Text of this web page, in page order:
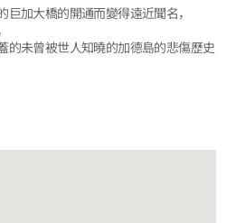
加大橋的開通而變得遠近聞名，
的未曾被世人知曉的加德島的悲傷歷史